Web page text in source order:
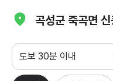
곡성군 죽곡면 신
도보 30분 이내